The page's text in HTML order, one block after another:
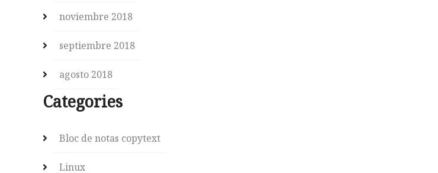
noviembre 2018
septiembre 2018
agosto 2018
Categories
Bloc de notas copytext
Linux